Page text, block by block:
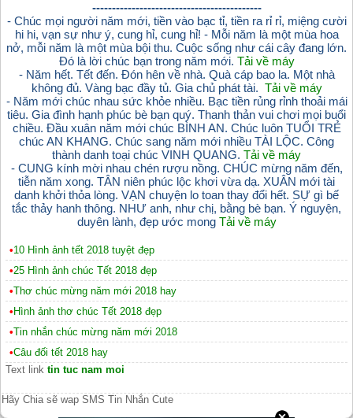
-------------------------------------------
- Chúc mọi người năm mới, tiền vào bạc tỉ, tiền ra rỉ rỉ, miệng cười
hi hi, vạn sự như ý, cung hỉ, cung hỉ! - Mỗi năm là một mùa hoa
nở, mỗi năm là một mùa bội thu. Cuộc sống như cái cây đang lớn.
Đó là lời chúc bạn trong năm mới. Tải về máy
- Năm hết. Tết đến. Đón hên về nhà. Quà cáp bao la. Một nhà
không đủ. Vàng bạc đầy tủ. Gia chủ phát tài. Tải về máy
- Năm mới chúc nhau sức khỏe nhiều. Bạc tiền rủng rỉnh thoải mái
tiêu. Gia đình hạnh phúc bè bạn quý. Thanh thản vui chơi mọi buổi
chiều. Đầu xuân năm mới chúc BÌNH AN. Chúc luôn TUỔI TRẺ
chúc AN KHANG. Chúc sang năm mới nhiều TÀI LỘC. Công
thành danh toại chúc VINH QUANG. Tải về máy
- CUNG kính mời nhau chén rượu nồng. CHÚC mừng năm đến,
tiễn năm xong. TÂN niên phúc lộc khơi vừa dạ. XUÂN mới tài
danh khởi thỏa lòng. VẠN chuyện lo toan thay đổi hết. SỰ gì bế
tắc thảy hanh thông. NHƯ anh, như chị, bằng bè bạn. Ý nguyện,
duyên lành, đẹp ước mong Tải về máy
•10 Hình ảnh tết 2018 tuyệt đẹp
•25 Hình ảnh chúc Tết 2018 đẹp
•Thơ chúc mừng năm mới 2018 hay
• Hình ảnh thơ chúc Tết 2018 đẹp
•Tin nhắn chúc mừng năm mới 2018
•Câu đối tết 2018 hay
Text link tin tuc nam moi
Hãy Chia sẽ wap SMS Tin Nhắn Cute